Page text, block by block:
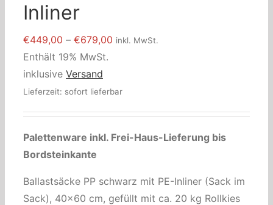
Inliner
€449,00 – €679,00 Preisspanne:
€679,00
inkl. MwSt.
Enthält 19% MwSt.
inklusive Versand
Lieferzeit: sofort lieferbar
Palettenware inkl. Frei-Haus-Lieferung bis
Bordsteinkante
Ballastsäcke PP schwarz mit PE-Inliner (Sack im
Sack), 40×60 cm, gefüllt mit ca. 20 kg Rollkies